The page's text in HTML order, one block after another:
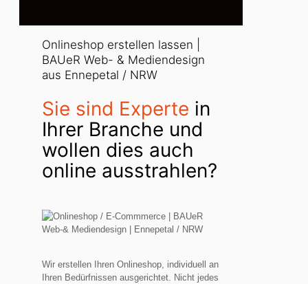
Onlineshop erstellen lassen |
BAUeR Web- & Mediendesign
aus Ennepetal / NRW
Sie sind Experte in
Ihrer Branche und
wollen dies auch
online ausstrahlen?
Wir erstellen Ihren Onlineshop, individuell an
Ihren Bedürfnissen ausgerichtet. Nicht jedes